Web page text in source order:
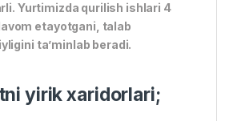
Yurtimizda qurilish ishlari 4
etayotgani, talab
ta’minlab beradi.
yirik xaridorlari;